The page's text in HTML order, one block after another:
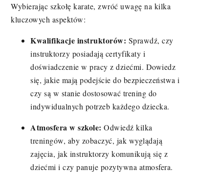
Wybierając szkołę karate, zwróć uwagę na kilka
kluczowych aspektów:
Kwalifikacje instruktorów: Sprawdź, czy
instruktorzy posiadają certyfikaty i
doświadczenie w pracy z dziećmi. Dowiedz
się, jakie mają podejście do bezpieczeństwa i
czy są w stanie dostosować trening do
indywidualnych potrzeb każdego dziecka.
Atmosfera w szkole: Odwiedź kilka
treningów, aby zobaczyć, jak wyglądają
zajęcia, jak instruktorzy komunikują się z
dziećmi i czy panuje pozytywna atmosfera.